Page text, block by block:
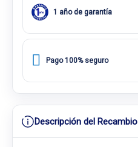
1 año de garantía
Pago 100% seguro
Descripción del Recambio